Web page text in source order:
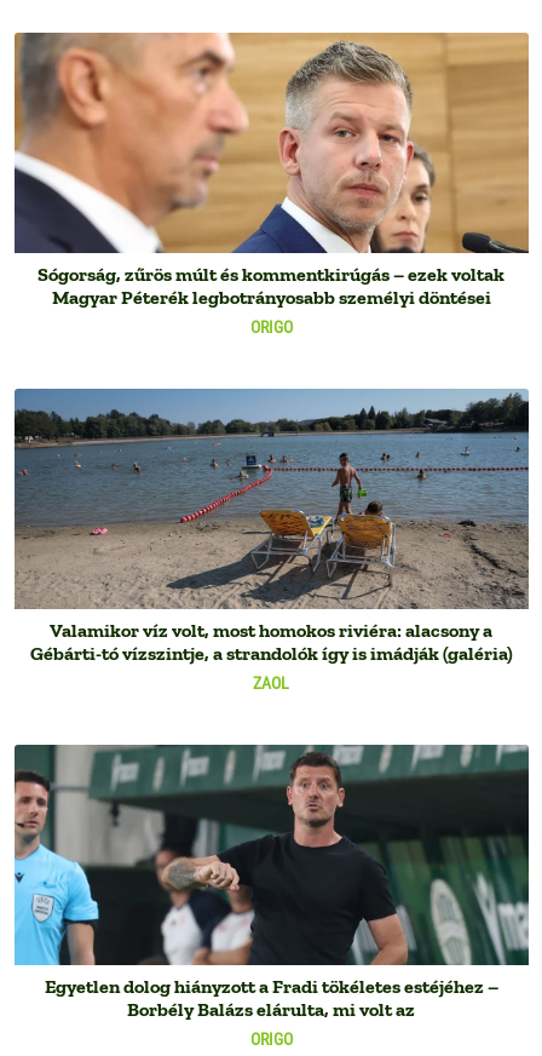
ORIGO
Sógorság, zűrös múlt és kommentkirúgás – ezek voltak
Magyar Péterék legbotrányosabb személyi döntései
ZAOL
Valamikor víz volt, most homokos riviéra: alacsony a
Gébárti-tó vízszintje, a strandolók így is imádják (galéria)
ORIGO
Egyetlen dolog hiányzott a Fradi tökéletes estéjéhez –
Borbély Balázs elárulta, mi volt az